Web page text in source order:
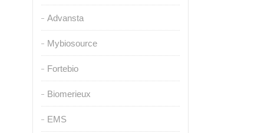
Advansta
Mybiosource
Fortebio
Biomerieux
EMS